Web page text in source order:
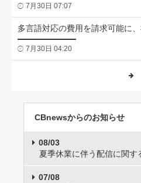
7月30日 07:07
多言語対応の費用を請求可能に
7月30日 04:20
CBnewsからのお知らせ
08/03
夏季休業に伴う配信に関す
07/08